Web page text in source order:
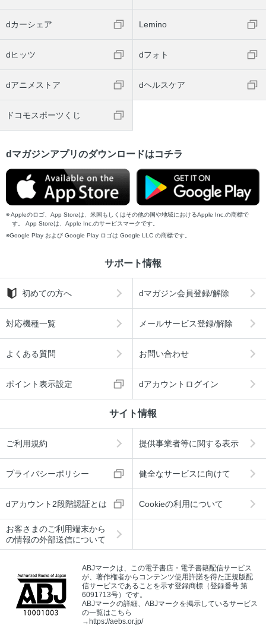
dカーシェア Lemino
dヒッツ dフォト
dアニメストア dヘルスケア
ドコモスポーツくじ
dマガジンアプリのダウンロードはコチラ
Appleのロゴ、App Storeは、米国もしくはその他の国や地域におけるApple Inc.の商標で
す。 App Storeは、Apple Inc.のサービスマークです。
Google Play および Google Play ロゴは Google LLC の商標です。
サポート情報
初めての方へ dマガジン会員登録/解除
対応機種一覧 メールサービス登録/解除
よくある質問 お問い合わせ
ポイント表示設定 dアカウントログイン
サイト情報
ご利用規約 提供事業者等に関する表示
プライバシーポリシー 健全なサービスに向けて
dアカウント2段階認証とは Cookieの利用について
お客さまのご利用端末から
の情報の外部送信について
ABJマークは、この電子書店・電子書籍配信サービス
が、著作権者からコンテンツ使用許諾を得た正規版配
信サービスであることを示す登録商標（登録番号 第
6091713号）です。
ABJマークの詳細、ABJマークを掲示しているサービス
の一覧はこちら
→https://aebs.or.jp/